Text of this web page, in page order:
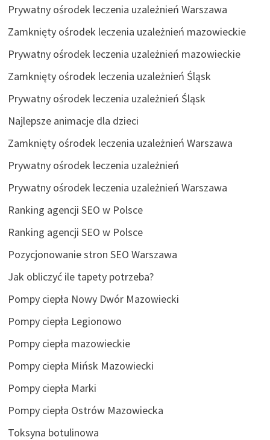
Prywatny ośrodek leczenia uzależnień Warszawa
Zamknięty ośrodek leczenia uzależnień mazowieckie
Prywatny ośrodek leczenia uzależnień mazowieckie
Zamknięty ośrodek leczenia uzależnień Śląsk
Prywatny ośrodek leczenia uzależnień Śląsk
Najlepsze animacje dla dzieci
Zamknięty ośrodek leczenia uzależnień Warszawa
Prywatny ośrodek leczenia uzależnień
Prywatny ośrodek leczenia uzależnień Warszawa
Ranking agencji SEO w Polsce
Ranking agencji SEO w Polsce
Pozycjonowanie stron SEO Warszawa
Jak obliczyć ile tapety potrzeba?
Pompy ciepła Nowy Dwór Mazowiecki
Pompy ciepła Legionowo
Pompy ciepła mazowieckie
Pompy ciepła Mińsk Mazowiecki
Pompy ciepła Marki
Pompy ciepła Ostrów Mazowiecka
Toksyna botulinowa